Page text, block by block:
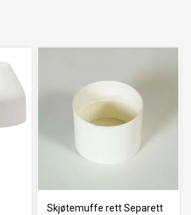
Skjøtemuffe rett Separett